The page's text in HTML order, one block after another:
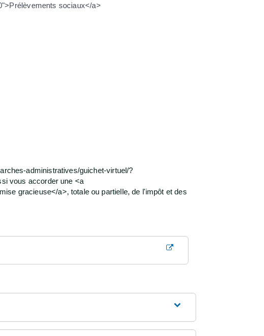
sociaux</a>
administratives/guichet-virtuel/?
vous accorder une <a
gracieuse</a>, totale ou partielle, de l'impôt et des